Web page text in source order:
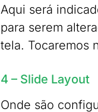
Aqui será
para serem
tela. Tocaremos
4 – Slide Layout
Onde são